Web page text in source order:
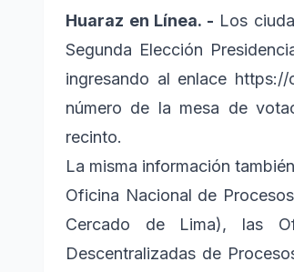
Huaraz en Línea. - Los
Segunda Elección
ingresando al enlace
número de la mesa de
recinto.
La misma información
Oficina Nacional de
Cercado de Lima), las
Descentralizadas de